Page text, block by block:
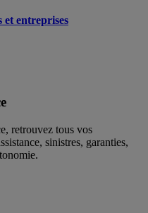
et entreprises
retrouvez tous vos
sinistres, garanties,